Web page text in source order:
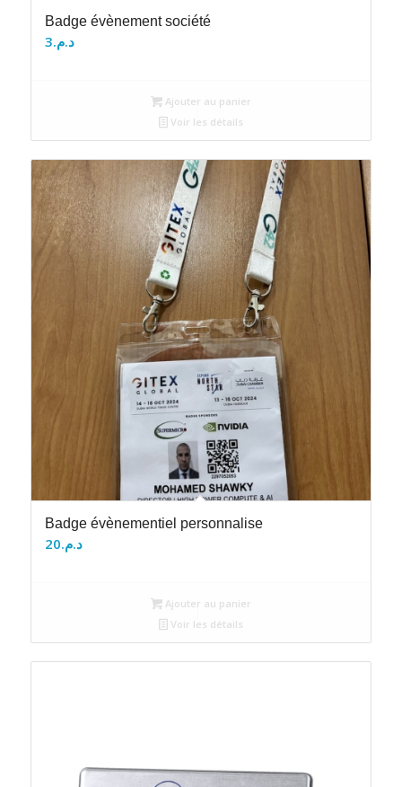
Badge évènement société
د.م.3
Ajouter au panier
Voir les détails
Badge évènementiel personnalise
د.م.20
Ajouter au panier
Voir les détails